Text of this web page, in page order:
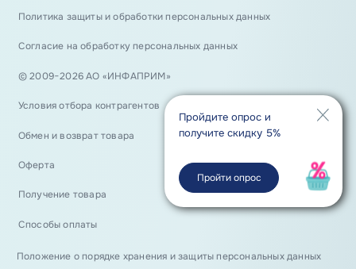
Пройдите опрос и
получите скидку 5%
Пройти опрос
Политика защиты и обработки персональных данных
Согласие на обработку персональных данных
Положение о порядке хранения и защиты персональных данных
© 2009−2026 АО «ИНФАПРИМ»
Условия отбора контрагентов
Обмен и возврат товара
Оферта
Получение товара
Способы оплаты